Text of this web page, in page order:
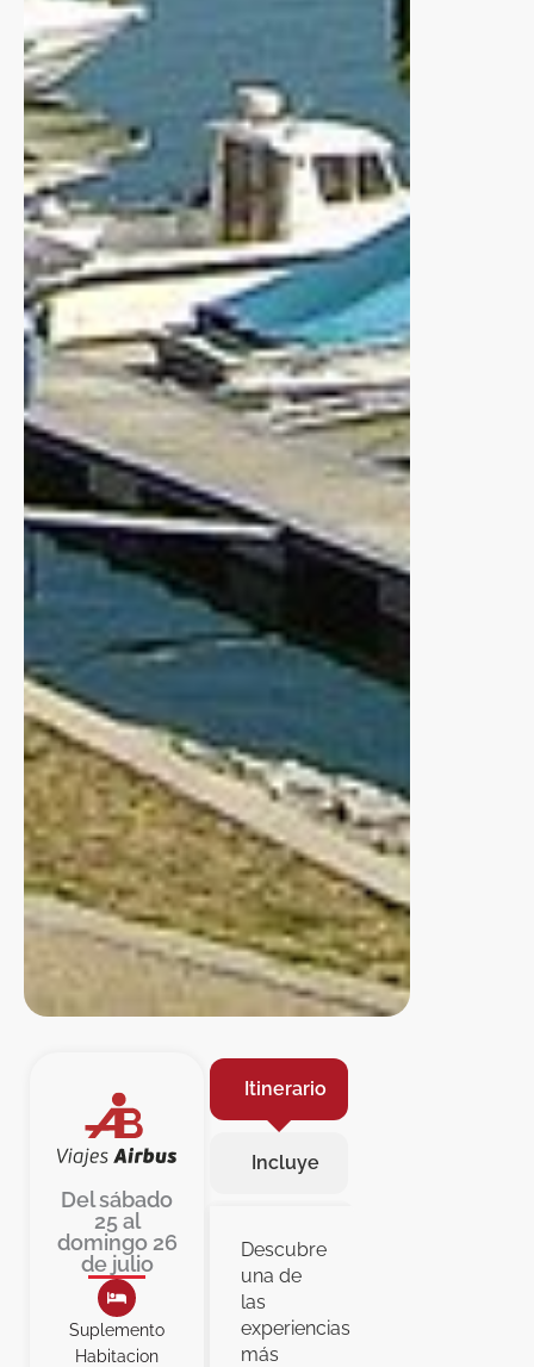
Del sábado
25 al
domingo 26
de julio
Suplemento
Habitacion
Itinerario
Incluye
Descubre
una de
las
experiencias
más